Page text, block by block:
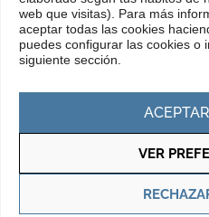
web que visitas). Para más
aceptar todas las cookies
puedes configurar las cookies o
siguiente sección.
VER
PERFIL DEL
Política de